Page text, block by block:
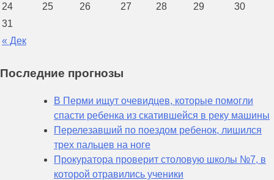
« Дек
24
25 26 27 28 29
30
31
Последние прогнозы
В Перми ищут очевидцев, которые помогли
спасти ребенка из скатившейся в реку машины
Перелезавший по поездом ребенок, лишился
трех пальцев на ноге
Прокуратора проверит столовую школы №7, в
которой отравились ученики